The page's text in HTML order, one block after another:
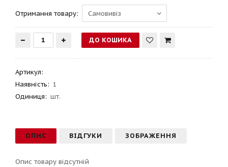
Отримання товару:
Артикул:
Наявність: 1
Одиниця: шт.
ОПИС ВІДГУКИ ЗОБРАЖЕННЯ
Опис товару відсутній